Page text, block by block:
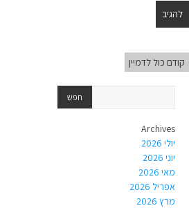
קודם כול לדמיין
Archives
יולי 2026
יוני 2026
מאי 2026
אפריל 2026
מרץ 2026